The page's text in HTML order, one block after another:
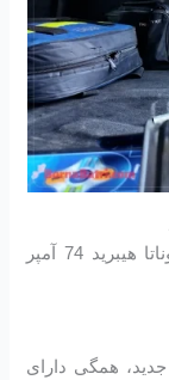
حداکثر آمپر باتری برای خودروی هیوندای سوناتا هیبرید 74 آمپر
جدید، همگی دارای